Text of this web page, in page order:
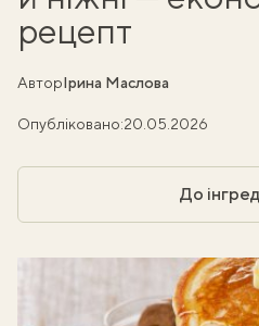
рецепт
АвторІрина Маслова
Опубліковано:20.05.2026
До